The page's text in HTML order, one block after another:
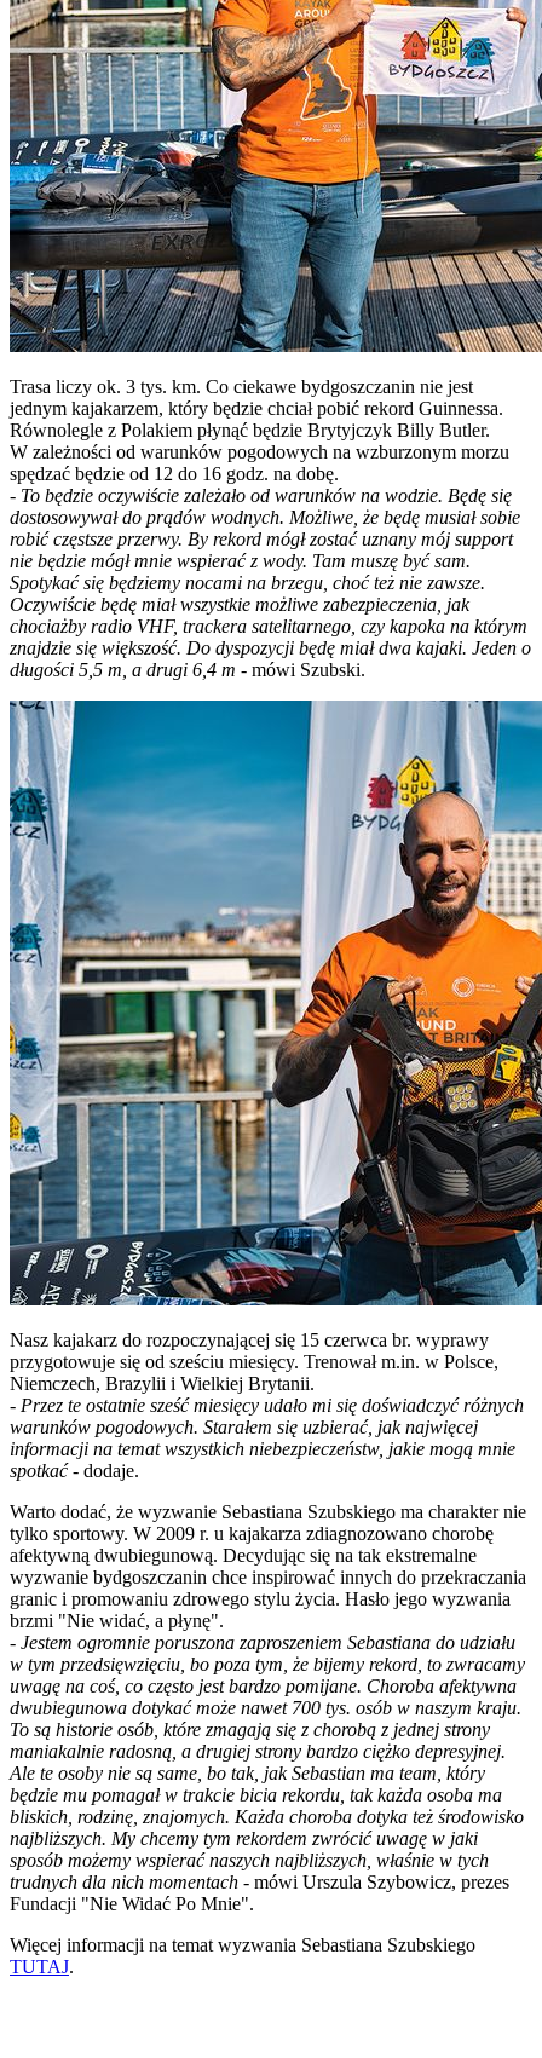
Trasa liczy ok. 3 tys. km. Co ciekawe bydgoszczanin nie jest
jednym kajakarzem, który będzie chciał pobić rekord Guinnessa.
Równolegle z Polakiem płynąć będzie Brytyjczyk Billy Butler.
W zależności od warunków pogodowych na wzburzonym morzu
spędzać będzie od 12 do 16 godz. na dobę.
- To będzie oczywiście zależało od warunków na wodzie. Będę się
dostosowywał do prądów wodnych. Możliwe, że będę musiał sobie
robić częstsze przerwy. By rekord mógł zostać uznany mój support
nie będzie mógł mnie wspierać z wody. Tam muszę być sam.
Spotykać się będziemy nocami na brzegu, choć też nie zawsze.
Oczywiście będę miał wszystkie możliwe zabezpieczenia, jak
chociażby radio VHF, trackera satelitarnego, czy kapoka na którym
znajdzie się większość. Do dyspozycji będę miał dwa kajaki. Jeden o
długości 5,5 m, a drugi 6,4 m - mówi Szubski.
Nasz kajakarz do rozpoczynającej się 15 czerwca br. wyprawy
przygotowuje się od sześciu miesięcy. Trenował m.in. w Polsce,
Niemczech, Brazylii i Wielkiej Brytanii.
- Przez te ostatnie sześć miesięcy udało mi się doświadczyć różnych
warunków pogodowych. Starałem się uzbierać, jak najwięcej
informacji na temat wszystkich niebezpieczeństw, jakie mogą mnie
spotkać- dodaje.
Warto dodać, że wyzwanie Sebastiana Szubskiego ma charakter nie
tylko sportowy. W 2009 r. u kajakarza zdiagnozowano chorobę
afektywną dwubiegunową. Decydując się na tak ekstremalne
wyzwanie bydgoszczanin chce inspirować innych do przekraczania
granic i promowaniu zdrowego stylu życia. Hasło jego wyzwania
brzmi "Nie widać, a płynę".
- Jestem ogromnie poruszona zaproszeniem Sebastiana do udziału
w tym przedsięwzięciu, bo poza tym, że bijemy rekord, to zwracamy
uwagę na coś, co często jest bardzo pomijane. Choroba afektywna
dwubiegunowa dotykać może nawet 700 tys. osób w naszym kraju.
To są historie osób, które zmagają się z chorobą z jednej strony
maniakalnie radosną, a drugiej strony bardzo ciężko depresyjnej.
Ale te osoby nie są same, bo tak, jak Sebastian ma team, który
będzie mu pomagał w trakcie bicia rekordu, tak każda osoba ma
bliskich, rodzinę, znajomych. Każda choroba dotyka też środowisko
najbliższych. My chcemy tym rekordem zwrócić uwagę w jaki
sposób możemy wspierać naszych najbliższych, właśnie w tych
trudnych dla nich momentach - mówi Urszula Szybowicz, prezes
Fundacji "Nie Widać Po Mnie".
Więcej informacji na temat wyzwania Sebastiana Szubskiego
TUTAJ.